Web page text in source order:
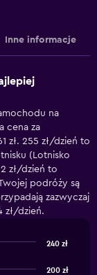
Inne informacje
na
cena za
zł. 255 zł/dzień to
(Lotnisko
zł/dzień to
podróży są
zazwyczaj
zł/dzień.
200 zł
240 zł